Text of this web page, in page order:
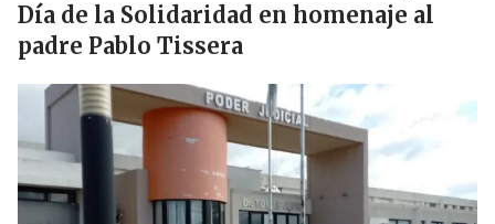
Día de la Solidaridad en homenaje al
padre Pablo Tissera